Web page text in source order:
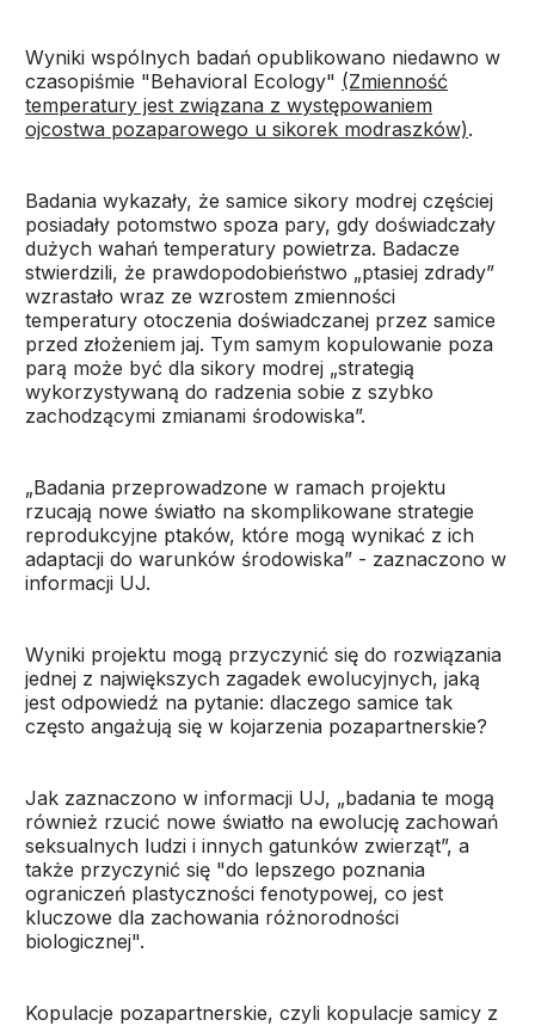
Wyniki wspólnych badań opublikowano niedawno w
czasopiśmie "Behavioral Ecology" (Zmienność
temperatury jest związana z występowaniem
ojcostwa pozaparowego u sikorek modraszków).
Badania wykazały, że samice sikory modrej częściej
posiadały potomstwo spoza pary, gdy doświadczały
dużych wahań temperatury powietrza. Badacze
stwierdzili, że prawdopodobieństwo „ptasiej zdrady”
wzrastało wraz ze wzrostem zmienności
temperatury otoczenia doświadczanej przez samice
przed złożeniem jaj. Tym samym kopulowanie poza
parą może być dla sikory modrej „strategią
wykorzystywaną do radzenia sobie z szybko
zachodzącymi zmianami środowiska”.
„Badania przeprowadzone w ramach projektu
rzucają nowe światło na skomplikowane strategie
reprodukcyjne ptaków, które mogą wynikać z ich
adaptacji do warunków środowiska” - zaznaczono w
informacji UJ.
Wyniki projektu mogą przyczynić się do rozwiązania
jednej z największych zagadek ewolucyjnych, jaką
jest odpowiedź na pytanie: dlaczego samice tak
często angażują się w kojarzenia pozapartnerskie?
Jak zaznaczono w informacji UJ, „badania te mogą
również rzucić nowe światło na ewolucję zachowań
seksualnych ludzi i innych gatunków zwierząt”, a
także przyczynić się "do lepszego poznania
ograniczeń plastyczności fenotypowej, co jest
kluczowe dla zachowania różnorodności
biologicznej".
Kopulacje pozapartnerskie, czyli kopulacje samicy z